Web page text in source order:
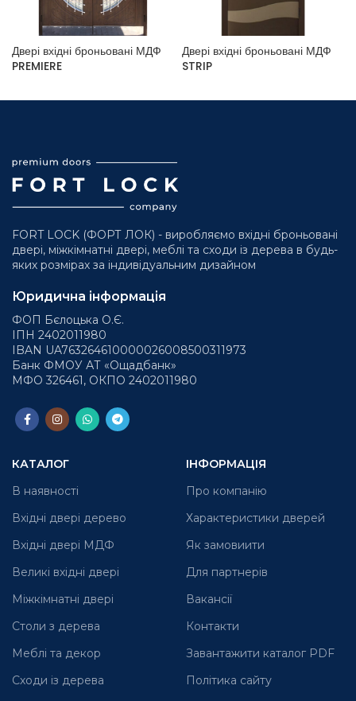
Двері вхідні броньовані МДФ
PREMIERE
Двері вхідні броньовані МДФ
STRIP
FORT LOCK (ФОРТ ЛОК) - виробляємо вхідні броньовані
двері, міжкімнатні двері, меблі та сходи із дерева в будь-
яких розмірах за індивідуальним дизайном
Юридична інформація
ФОП Бєлоцька О.Є.
ІПН 2402011980
IBAN UA763264610000026008500311973
Банк ФМОУ АТ «Ощадбанк»
МФО 326461, ОКПО 2402011980
КАТАЛОГ
В наявності
Вхідні двері дерево
Вхідні двері МДФ
Великі вхідні двері
Міжкімнатні двері
Столи з дерева
Меблі та декор
Сходи із дерева
ІНФОРМАЦІЯ
Про компанію
Характеристики дверей
Як замовиити
Для партнерів
Вакансії
Контакти
Завантажити каталог PDF
Політика сайту